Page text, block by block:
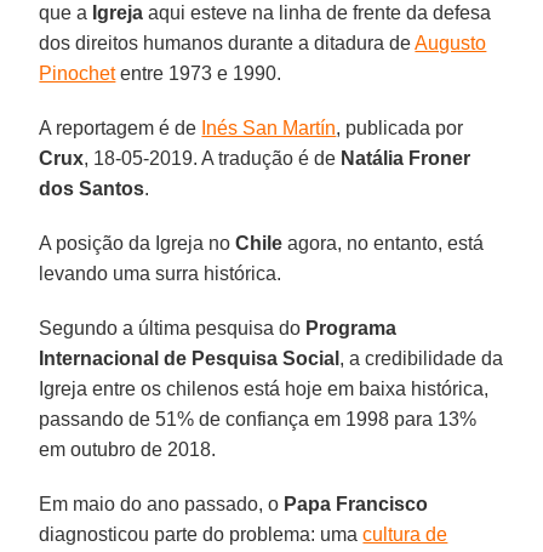
que a Igreja aqui esteve na linha de frente da defesa
dos direitos humanos durante a ditadura deAugusto
Pinochetentre 1973 e 1990.
A reportagem é de Inés San Martín, publicada por
Crux, 18-05-2019. A tradução é de Natália Froner
dos Santos.
A posição da Igreja noChile agora, no entanto, está
levando uma surra histórica.
Segundo a última pesquisa do Programa
Internacional de Pesquisa Social , a credibilidade da
Igreja entre os chilenos está hoje em baixa histórica,
passando de 51% de confiança em 1998 para 13%
em outubro de 2018.
Em maio do ano passado, o Papa Francisco
diagnosticou parte do problema: umacultura de